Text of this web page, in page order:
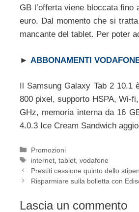
GB l’offerta viene bloccata fino
euro. Dal momento che si
mancante del tablet. Per poter
► ABBONAMENTI
Il Samsung Galaxy Tab 2 10.1
800 pixel, supporto HSPA, Wi-
GHz, memoria interna da 16
4.0.3 Ice Cream Sandwich
Categorie
Promozioni
Tag
internet ,tablet ,vodafone
Prestiti cessione quinto dello
Risparmiare sulla bolletta con
Lascia un commento